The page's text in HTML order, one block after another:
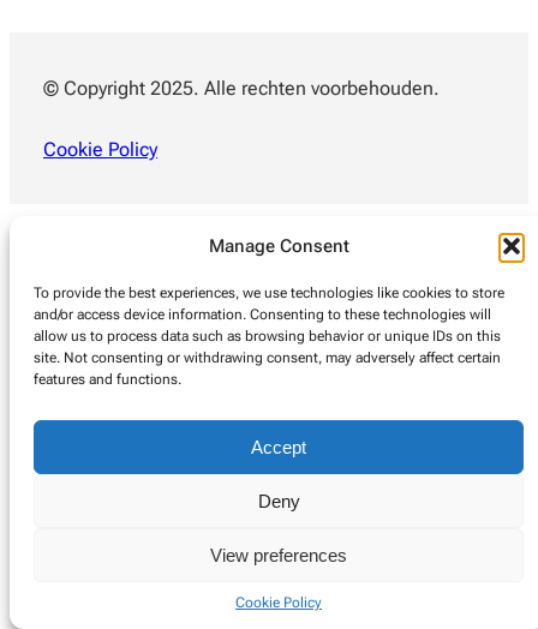
Manage Consent
To provide the best experiences, we use technologies like cookies to store
and/or access device information. Consenting to these technologies will
allow us to process data such as browsing behavior or unique IDs on this
site. Not consenting or withdrawing consent, may adversely affect certain
features and functions.
Accept
Deny
View preferences
Cookie Policy
© Copyright 2025. Alle rechten voorbehouden.
Cookie Policy